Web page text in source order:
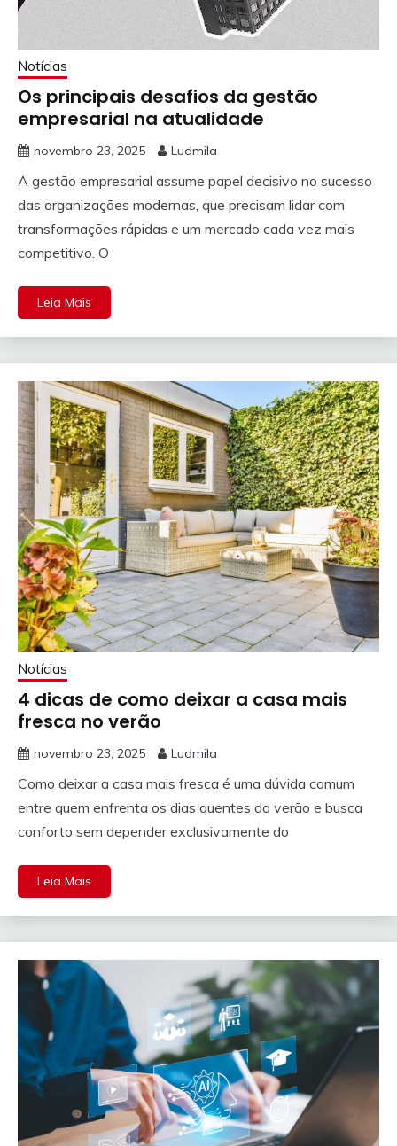
Notícias
Os principais desafios da gestão
empresarial na atualidade
novembro 23, 2025 Ludmila
A gestão empresarial assume papel decisivo no sucesso
das organizações modernas, que precisam lidar com
transformações rápidas e um mercado cada vez mais
competitivo. O
Leia Mais
Notícias
4 dicas de como deixar a casa mais
fresca no verão
novembro 23, 2025 Ludmila
Como deixar a casa mais fresca é uma dúvida comum
entre quem enfrenta os dias quentes do verão e busca
conforto sem depender exclusivamente do
Leia Mais